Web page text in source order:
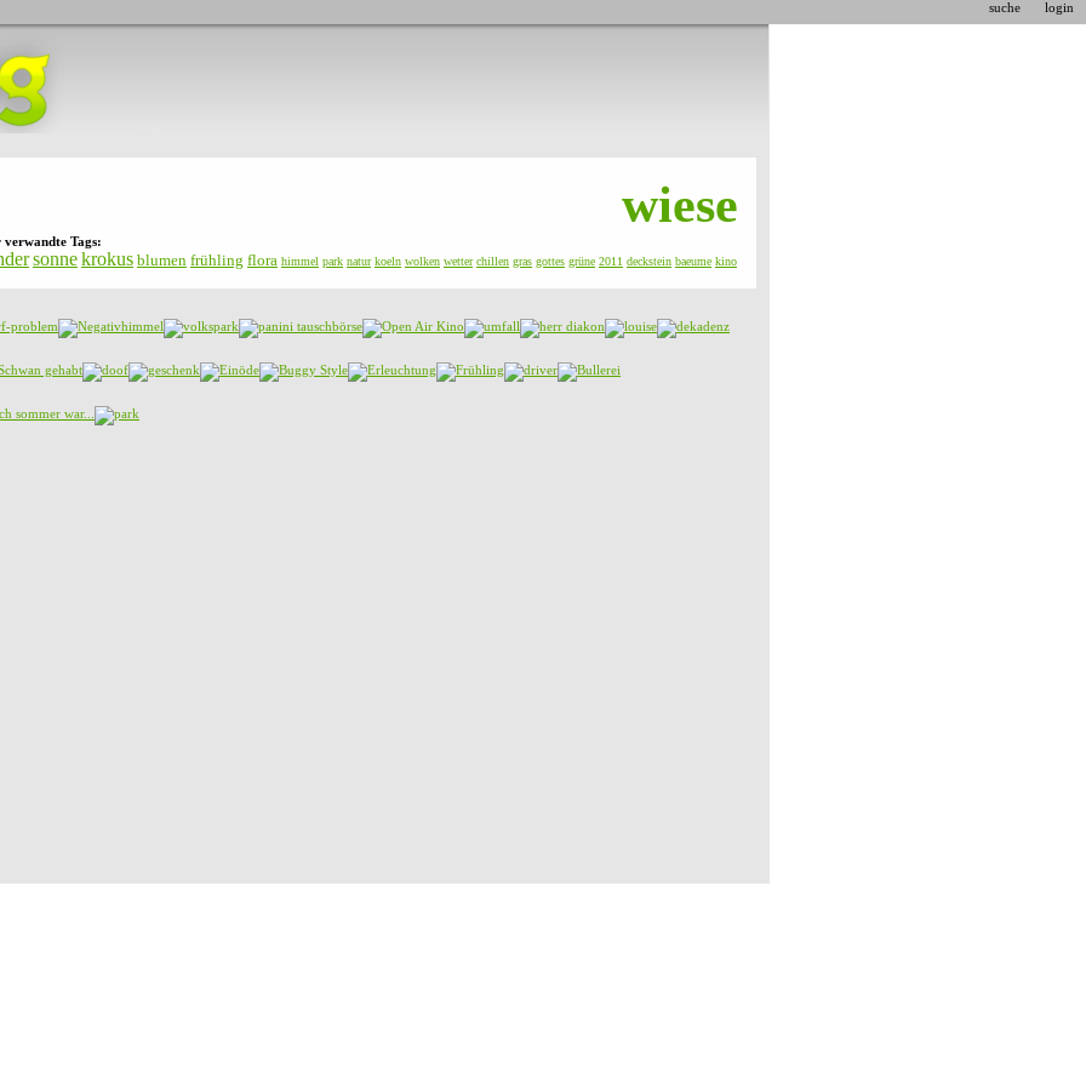
login
suche
wiese
verwandte Tags:
sonnekrokus blumen frühling flora himmel park natur koeln wolken wetter chillen gras gottes grüne 2011 deckstein baeume kino